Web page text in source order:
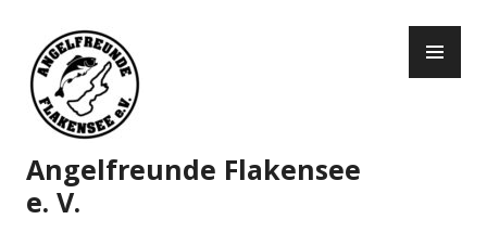
Inhalt
springen
Angelfreunde Flakensee
e. V.